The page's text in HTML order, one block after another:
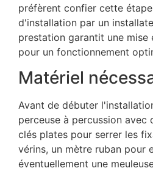
préfèrent confier cette
d'installation par un
prestation garantit une
pour un fonctionnement
Matériel
Avant de débuter
perceuse à percussion
clés plates pour serrer les
vérins, un mètre ruban pour
éventuellement une